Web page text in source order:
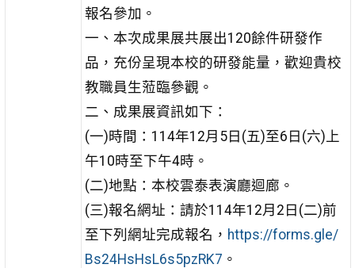
報名參加。
一、本次成果展共展出120餘件研發作
品，充份呈現本校的研發能量，歡迎貴校
教職員生蒞臨參觀。
二、成果展資訊如下：
(一)時間：114年12月5日(五)至6日(六)上
午10時至下午4時。
(二)地點：本校雲泰表演廳迴廊。
(三)報名網址：請於114年12月2日(二)前
至下列網址完成報名， https://forms.gle/
Bs24HsHsL6s5pzRK7 。